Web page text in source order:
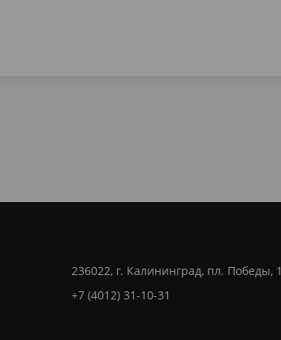
236022, г. Калининград, пл. Победы, 1
+7 (4012) 31-10-31